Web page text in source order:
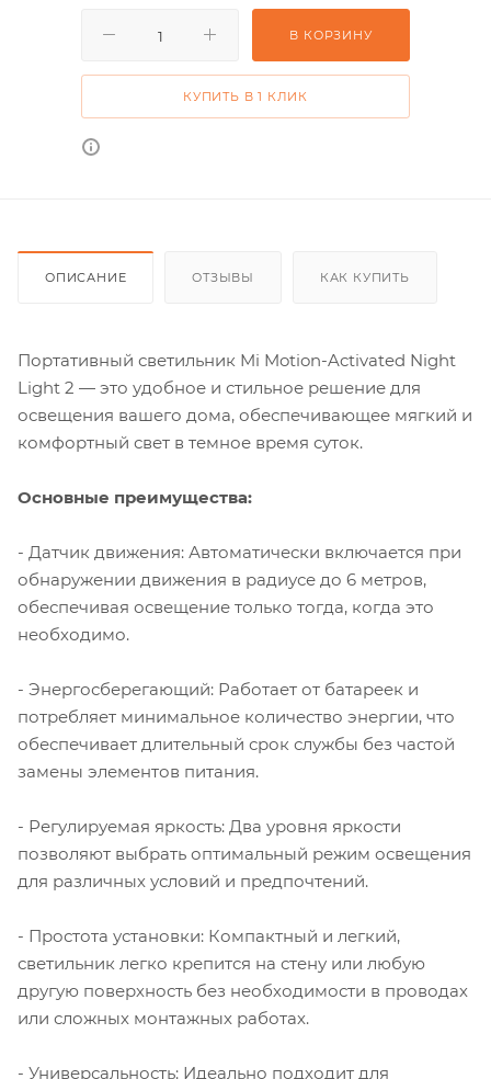
В КОРЗИНУ
КУПИТЬ В 1 КЛИК
ОПИСАНИЕ ОТЗЫВЫ КАК КУПИТЬ
Портативный светильник Mi Motion-Activated Night
Light 2 — это удобное и стильное решение для
освещения вашего дома, обеспечивающее мягкий и
комфортный свет в темное время суток.
Основные преимущества:
- Датчик движения: Автоматически включается при
обнаружении движения в радиусе до 6 метров,
обеспечивая освещение только тогда, когда это
необходимо.
- Энергосберегающий: Работает от батареек и
потребляет минимальное количество энергии, что
обеспечивает длительный срок службы без частой
замены элементов питания.
- Регулируемая яркость: Два уровня яркости
позволяют выбрать оптимальный режим освещения
для различных условий и предпочтений.
- Простота установки: Компактный и легкий,
светильник легко крепится на стену или любую
другую поверхность без необходимости в проводах
или сложных монтажных работах.
- Универсальность: Идеально подходит для